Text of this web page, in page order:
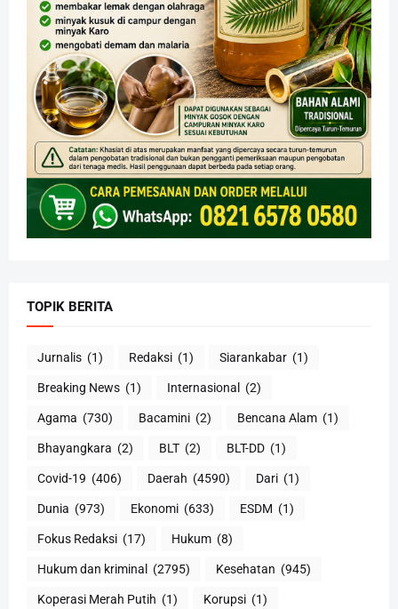
TOPIK BERITA
Jurnalis (1) Redaksi (1) Siarankabar (1)
Breaking News (1) Internasional (2)
Agama (730) Bacamini (2) Bencana Alam (1)
Bhayangkara (2) BLT (2) BLT-DD (1)
Covid-19 (406) Daerah (4590) Dari (1)
Dunia (973) Ekonomi (633) ESDM (1)
Fokus Redaksi (17) Hukum (8)
Hukum dan kriminal (2795) Kesehatan (945)
Koperasi Merah Putih (1) Korupsi (1)